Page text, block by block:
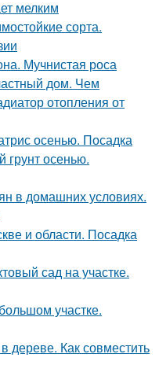
мелким
сорта.
Мучнистая роса
дом. Чем
отопления от
осенью. Посадка
грунт осенью.
в домашних условиях.
и области. Посадка
сад на участке.
участке.
дереве. Как совместить